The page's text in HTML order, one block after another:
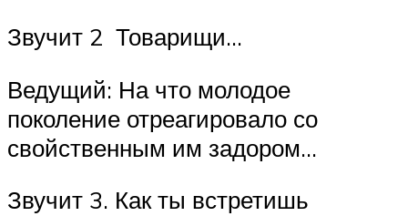
Звучит 2 Товарищи…
Ведущий: На что молодое
поколение отреагировало со
свойственным им задором…
Звучит 3. Как ты встретишь